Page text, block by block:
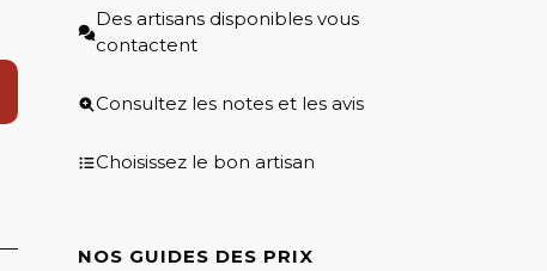
Des artisans disponibles vous
contactent
Consultez les notes et les avis
Choisissez le bon artisan
NOS GUIDES DES PRIX​